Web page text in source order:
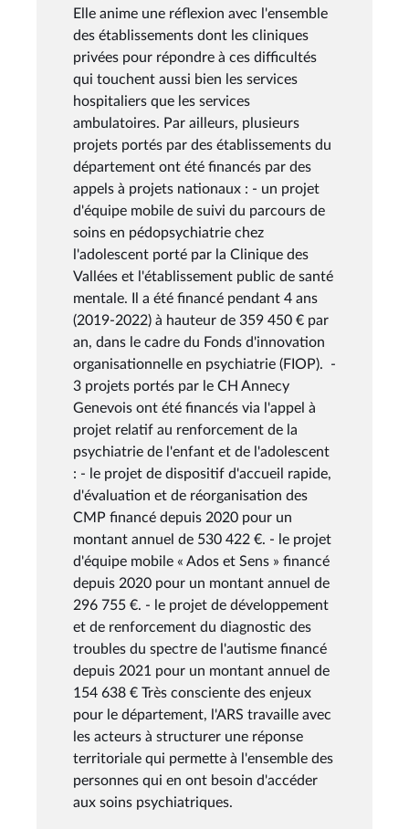
Elle anime une réflexion avec l'ensemble
des établissements dont les cliniques
privées pour répondre à ces difficultés
qui touchent aussi bien les services
hospitaliers que les services
ambulatoires. Par ailleurs, plusieurs
projets portés par des établissements du
département ont été financés par des
appels à projets nationaux : - un projet
d'équipe mobile de suivi du parcours de
soins en pédopsychiatrie chez
l'adolescent porté par la Clinique des
Vallées et l'établissement public de santé
mentale. Il a été financé pendant 4 ans
(2019-2022) à hauteur de 359 450 € par
an, dans le cadre du Fonds d'innovation
organisationnelle en psychiatrie (FIOP). -
3 projets portés par le CH Annecy
Genevois ont été financés via l'appel à
projet relatif au renforcement de la
psychiatrie de l'enfant et de l'adolescent
: - le projet de dispositif d'accueil rapide,
d'évaluation et de réorganisation des
CMP financé depuis 2020 pour un
montant annuel de 530 422 €. - le projet
d'équipe mobile « Ados et Sens » financé
depuis 2020 pour un montant annuel de
296 755 €. - le projet de développement
et de renforcement du diagnostic des
troubles du spectre de l'autisme financé
depuis 2021 pour un montant annuel de
154 638 € Très consciente des enjeux
pour le département, l'ARS travaille avec
les acteurs à structurer une réponse
territoriale qui permette à l'ensemble des
personnes qui en ont besoin d'accéder
aux soins psychiatriques.